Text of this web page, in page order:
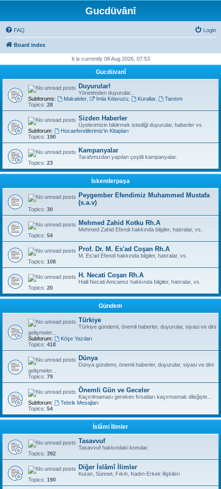
Gucdüvânî
FAQ Login
Board index
It is currently 08 Aug 2026, 07:53
Gucdüvanî
Duyurular!
Yönetimden duyurular...
Subforums:
Makaleler, İmla Kılavuzu, Kurallar,
Tanıtım
Topics: 28
Sizden Haberler
Üyelerimizin bildirmek istediği duyurular, haberler vs.
Subforum:
Hocaefendilerimiz'in Kitapları
Topics: 190
Kampanyalar
Tarafımızdan yapılan çeşitli kampanyalar.
Topics: 23
İskenderpaşa
Peygember Efendimiz Muhammed Mustafa
(s.a.v)
Topics: 30
Mehmed Zahid Kotku Rh.A
Mehmed Zahid Efendi hakkında bilgiler, hatıralar, vs.
Topics: 54
Prof. Dr. M. Es'ad Coşan Rh.A
M. Es'ad Efendi hakkında bilgiler, hatıralar, vs.
Topics: 108
H. Necati Coşan Rh.A
Halil Necati Amcamız hakkında bilgiler, hatıralar, vs.
Topics: 20
Gündem
Türkiye
Türkiye gündemi, önemli haberler, duyurular, siyasi ve dini
gelişmeler...
Subforum:
Köşe Yazıları
Topics: 418
Dünya
Dünya gündemi, önemli haberler, duyurular, siyasi ve dini
gelişmeler...
Topics: 79
Önemli Gün ve Geceler
Kaçırılmaması gereken fırsatları kaçırmamak dileğiyle...
Subforum:
Tebrik Mesajları
Topics: 54
İslâmi İlimler
Tasavvuf
Tasavvuf hakkındaki konular.
Topics: 392
Diğer İslâmî İlimler
Kuran, Sünnet, Fıkıh, Kadın-Erkek İlişkileri
Topics: 190